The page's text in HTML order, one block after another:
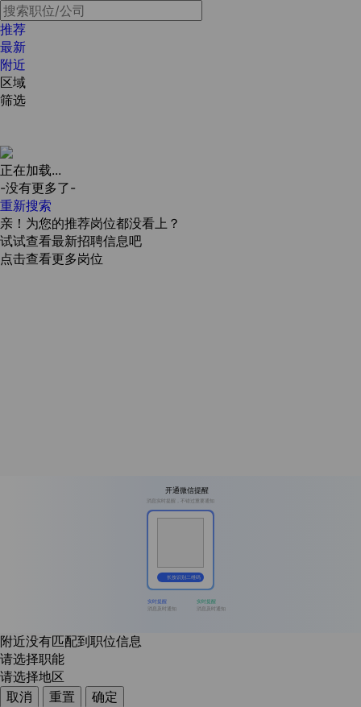
推荐
最新
附近
区域
筛选
正在加载...
-没有更多了-
重新搜索
亲！为您的推荐岗位都没看上？
试试查看最新招聘信息吧
点击查看更多岗位
开通微信提醒
消息实时提醒，不错过重要通知
长按识别二维码
实时提醒
消息及时通知
实时提醒
消息及时通知
附近没有匹配到职位信息
请选择职能
请选择地区
取消
重置
确定